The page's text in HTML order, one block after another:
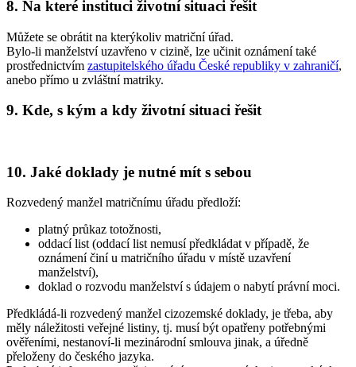
8. Na které instituci životní situaci řešit
Můžete se obrátit na kterýkoliv matriční úřad.
Bylo-li manželství uzavřeno v cizině, lze učinit oznámení také
prostřednictvím zastupitelského úřadu České republiky v zahraničí,
anebo přímo u zvláštní matriky.
9. Kde, s kým a kdy životní situaci řešit
10. Jaké doklady je nutné mít s sebou
Rozvedený manžel matričnímu úřadu předloží:
platný průkaz totožnosti,
oddací list (oddací list nemusí předkládat v případě, že
oznámení činí u matričního úřadu v místě uzavření
manželství),
doklad o rozvodu manželství s údajem o nabytí právní moci.
Předkládá-li rozvedený manžel cizozemské doklady, je třeba, aby
měly náležitosti veřejné listiny, tj. musí být opatřeny potřebnými
ověřeními, nestanoví-li mezinárodní smlouva jinak, a úředně
přeloženy do českého jazyka.